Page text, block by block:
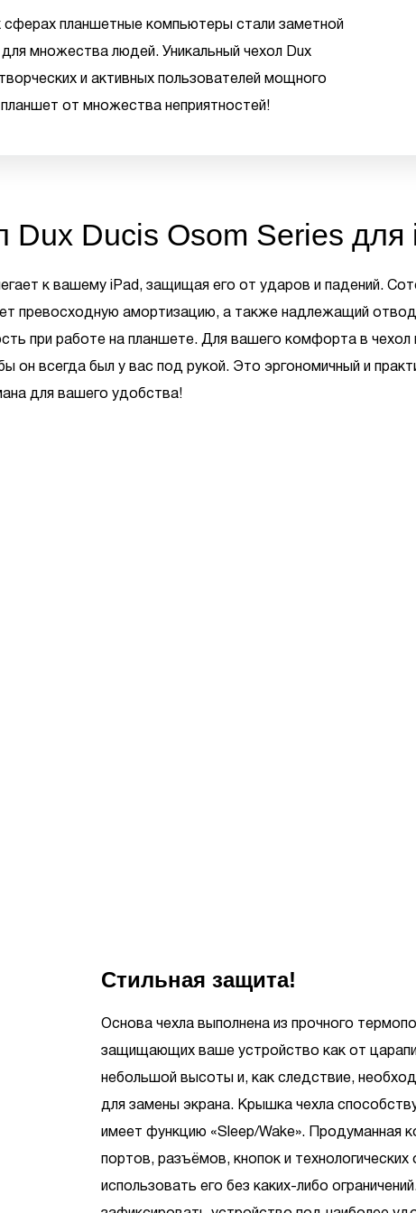
сферах планшетные компьютеры стали заметной
множества людей. Уникальный чехол Dux
и активных пользователей мощного
от множества неприятностей!
Dux Ducis Osom Series для
к вашему iPad, защищая его от ударов и падений.
превосходную амортизацию, а также надлежащий отвод
при работе на планшете. Для вашего комфорта в чехол
он всегда был у вас под рукой. Это эргономичный и
для вашего удобства!
Стильная защита!
Основа чехла выполнена из прочного
защищающих ваше устройство как от
небольшой высоты и, как следствие,
для замены экрана. Крышка чехла
имеет функцию «Sleep/Wake». Продуманная
портов, разъёмов, кнопок и
использовать его без каких-либо